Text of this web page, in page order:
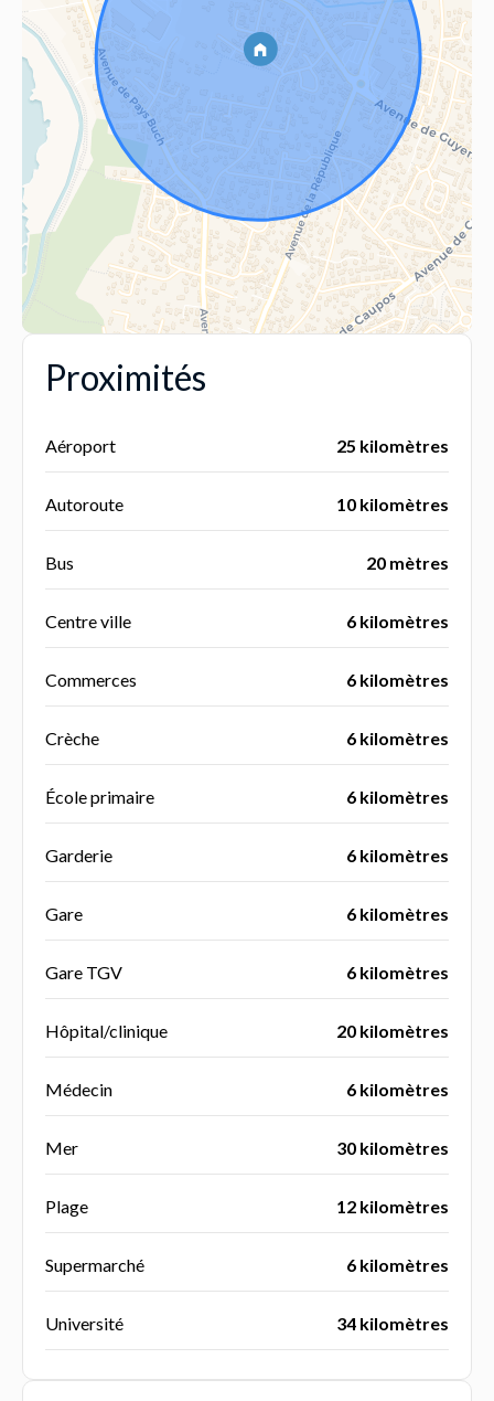
Proximités
Aéroport 25 kilomètres
Autoroute 10 kilomètres
Bus 20 mètres
Centre ville 6 kilomètres
Commerces 6 kilomètres
Crèche 6 kilomètres
École primaire 6 kilomètres
Garderie 6 kilomètres
Gare 6 kilomètres
Gare TGV 6 kilomètres
Hôpital/clinique 20 kilomètres
Médecin 6 kilomètres
Mer 30 kilomètres
Plage 12 kilomètres
Supermarché 6 kilomètres
Université 34 kilomètres